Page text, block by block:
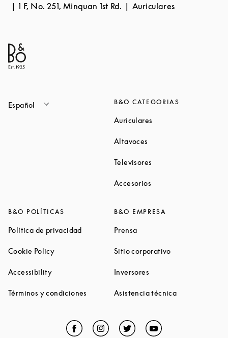
1 F, No. 251, Minquan 1st Rd. Auriculares
Español B&O CATEGORIAS
Auriculares
Altavoces
Televisores
Accesorios
B&O POLÍTICAS
Política de privacidadLink Opens in New Tab
Cookie PolicyLink Opens in New Tab
AccessibilityLink Opens in New Tab
Términos y condiciones Link Opens in New Tab
B&O EMPRESA
PrensaLink Opens in New Tab
Sitio corporativoLink Opens in
Inversores
Asistencia técnicaLink Opens in
Facebook
Link Opens in New Tab
Instagram
Link Opens in New Tab
TwitterLink Opens in New Tab
YouTubeLink Opens in